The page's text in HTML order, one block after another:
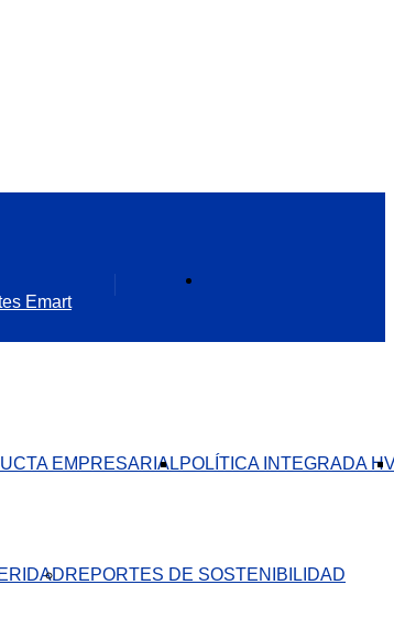
Emart
EMPRESARIAL​POLÍTICA INTEGRADA
REPORTES DE SOSTENIBILIDAD